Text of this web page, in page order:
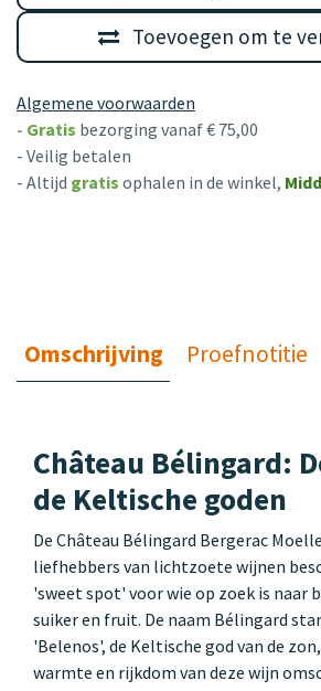
Toevoegen om te
Algemene voorwaarden
- Gratis bezorging vanaf € 75,00
- Veilig betalen
- Altijd gratis ophalen in de winkel,
Omschrijving Proefnotitie
Château Bélingard:
de Keltische goden
De Château Bélingard Bergerac
liefhebbers van lichtzoete wijnen
'sweet spot' voor wie op zoek is naar
suiker en fruit. De naam Bélingard
'Belenos', de Keltische god van de
warmte en rijkdom van deze wijn